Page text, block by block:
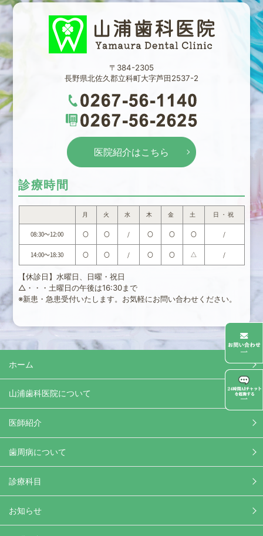
〒384-2305
長野県北佐久郡立科町大字芦田2537-2
医院紹介はこちら
診療時間
月 火 水 木 金 土 日・祝
08:30～12:00 〇 〇 / 〇 〇 〇 /
14:00～18:30 〇 〇 / 〇 〇 △ /
【休診日】水曜日、日曜・祝日
△・・・土曜日の午後は16:30まで
※新患・急患受付いたします。お気軽にお問い合わせください。
ホーム
山浦歯科医院について
医師紹介
歯周病について
診療科目
お知らせ